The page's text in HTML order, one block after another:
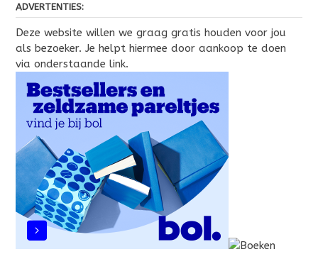
ADVERTENTIES:
Deze website willen we graag gratis houden voor jou
als bezoeker. Je helpt hiermee door aankoop te doen
via onderstaande link.